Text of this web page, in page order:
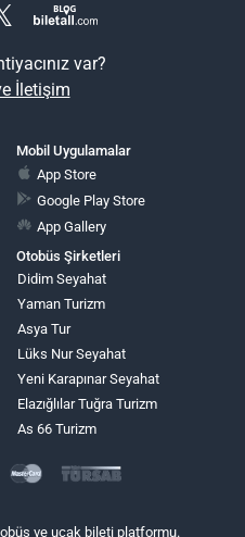
var?
İletişim
Mobil Uygulamalar
App Store
Google Play Store
App Gallery
Otobüs Şirketleri
Didim Seyahat
Yaman Turizm
Asya Tur
Lüks Nur Seyahat
Yeni Karapınar Seyahat
Elazığlılar Tuğra Turizm
As 66 Turizm
ve uçak bileti platformu.